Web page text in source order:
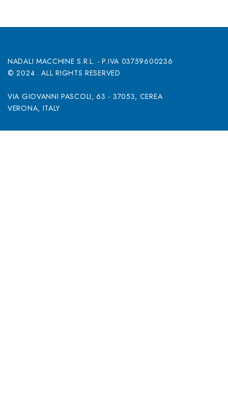
NADALI MACCHINE S.R.L. - P.IVA 03759600236
© 2024 . ALL RIGHTS RESERVED
VIA GIOVANNI PASCOLI, 63 - 37053, CEREA
VERONA, ITALY